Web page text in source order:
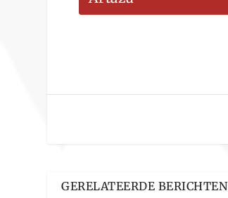
GERELATEERDE BERICHTEN